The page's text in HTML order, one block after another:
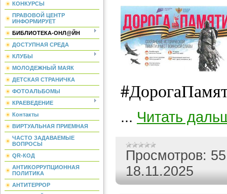
КОНКУРСЫ
ПРАВОВОЙ ЦЕНТР
ИНФОРМИРУЕТ
БИБЛИОТЕКА-ОНЛ@ЙН
ДОСТУПНАЯ СРЕДА
КЛУБЫ
МОЛОДЕЖНЫЙ МАЯК
ДЕТСКАЯ СТРАНИЧКА
ФОТОАЛЬБОМЫ
КРАЕВЕДЕНИЕ
Контакты
ВИРТУАЛЬНАЯ ПРИЕМНАЯ
ЧАСТО ЗАДАВАЕМЫЕ
ВОПРОСЫ
QR-КОД
АНТИКОРРУПЦИОННАЯ
ПОЛИТИКА
АНТИТЕРРОР
... Читать
Просмотров: 55
18.11.2025